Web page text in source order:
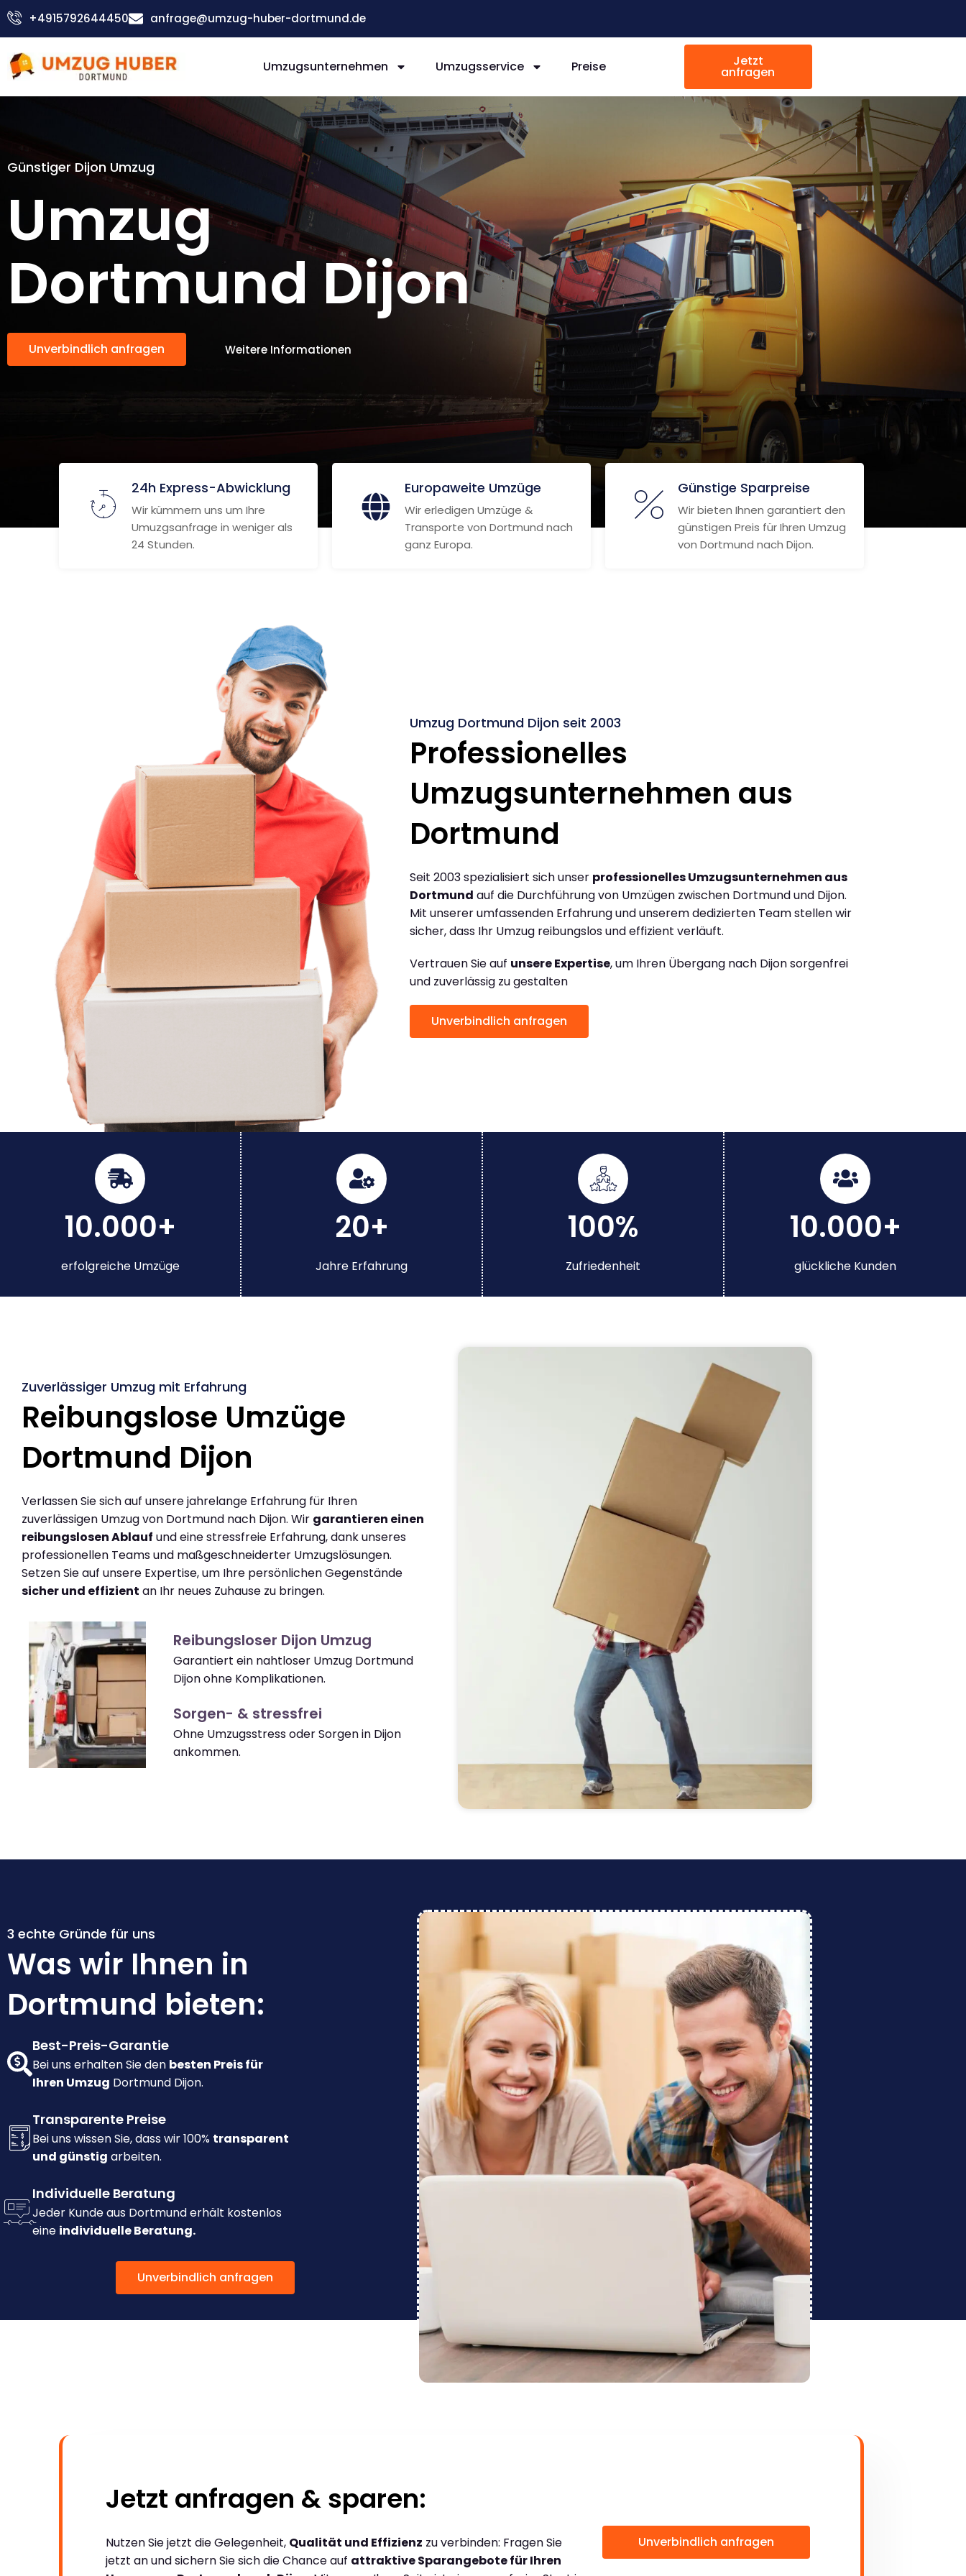
Zum
Inhalt
+4915792644450 anfrage@umzug-huber-dortmund.de
Umzugsunternehmen Umzugsservice Preise Jetzt
anfragen
Günstiger Dijon Umzug
Umzug
Dortmund Dijon
Unverbindlich anfragen Weitere Informationen
24h Express-Abwicklung
Wir kümmern uns um Ihre
Umuzgsanfrage in weniger als
24 Stunden.
Europaweite Umzüge
Wir erledigen Umzüge &
Transporte von Dortmund nach
ganz Europa.
Günstige Sparpreise
Wir bieten Ihnen garantiert den
günstigen Preis für Ihren Umzug
von Dortmund nach Dijon.
Umzug Dortmund Dijon seit 2003
Professionelles
Umzugsunternehmen aus
Dortmund
Seit 2003 spezialisiert sich unser professionelles Umzugsunternehmen aus
Dortmund auf die Durchführung von Umzügen zwischen Dortmund und Dijon.
Mit unserer umfassenden Erfahrung und unserem dedizierten Team stellen wir
sicher, dass Ihr Umzug reibungslos und effizient verläuft.
Vertrauen Sie auf unsere Expertise, um Ihren Übergang nach Dijon sorgenfrei
und zuverlässig zu gestalten
Unverbindlich anfragen
10.000+
erfolgreiche Umzüge
20+
Jahre Erfahrung
100%
Zufriedenheit
10.000+
glückliche Kunden
Zuverlässiger Umzug mit Erfahrung
Reibungslose Umzüge
Dortmund Dijon
Verlassen Sie sich auf unsere jahrelange Erfahrung für Ihren
zuverlässigen Umzug von Dortmund nach Dijon. Wir garantieren einen
reibungslosen Ablauf und eine stressfreie Erfahrung, dank unseres
professionellen Teams und maßgeschneiderter Umzugslösungen.
Setzen Sie auf unsere Expertise, um Ihre persönlichen Gegenstände
sicher und effizient an Ihr neues Zuhause zu bringen.
Reibungsloser Dijon Umzug
Garantiert ein nahtloser Umzug Dortmund
Dijon ohne Komplikationen.
Sorgen- & stressfrei
Ohne Umzugsstress oder Sorgen in Dijon
ankommen.
3 echte Gründe für uns
Was wir Ihnen in
Dortmund bieten:
Best-Preis-Garantie
Bei uns erhalten Sie den besten Preis für
Ihren Umzug Dortmund Dijon.
Transparente Preise
Bei uns wissen Sie, dass wir 100% transparent
und günstig arbeiten.
Individuelle Beratung
Jeder Kunde aus Dortmund erhält kostenlos
eine individuelle Beratung.
Unverbindlich anfragen
Jetzt anfragen & sparen:
Nutzen Sie jetzt die Gelegenheit, Qualität und Effizienz zu verbinden: Fragen Sie
jetzt an und sichern Sie sich die Chance auf attraktive Sparangebote für Ihren
Unverbindlich anfragen